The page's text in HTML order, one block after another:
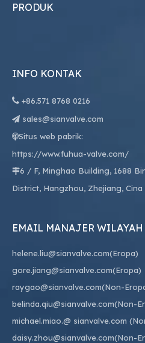
PRODUK
INFO KONTAK
 +86.571 8768 0216
 sales@sianvalve.com
Situs web pabrik:
https://www.fuhua-valve.com/
6 / F, Minghao Building, 1688
District, Hangzhou, Zhejiang, Cina
EMAIL MANAJER WILAYAH
helene.liu@sianvalve.com(Eropa)
gore.jiang@sianvalve.com(Eropa)
raygao@sianvalve.com(Non-
belinda.qiu@sianvalve.com(Non-
michael.miao.@ sianvalve.com
daisy.zhou@sianvalve.com(Non-